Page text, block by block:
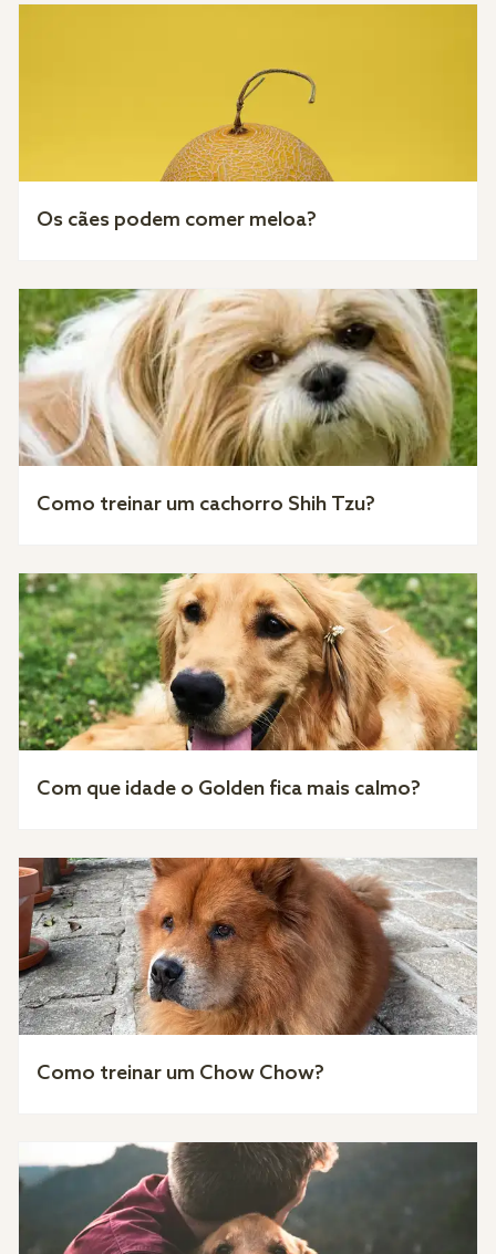
Os cães podem comer meloa?
Como treinar um cachorro Shih Tzu?
Com que idade o Golden fica mais calmo?
Como treinar um Chow Chow?